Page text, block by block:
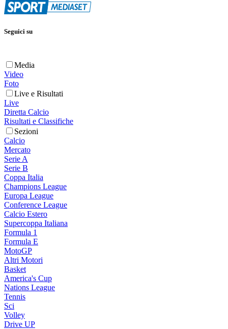
Seguici su
Media
Video
Foto
Live e Risultati
Live
Diretta Calcio
Risultati e Classifiche
Sezioni
Calcio
Mercato
Serie A
Serie B
Coppa Italia
Champions League
Europa League
Conference League
Calcio Estero
Supercoppa Italiana
Formula 1
Formula E
MotoGP
Altri Motori
Basket
America's Cup
Nations League
Tennis
Sci
Volley
Drive UP